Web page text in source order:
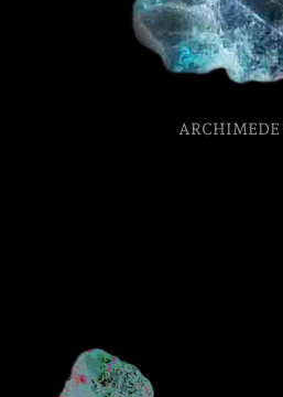
1%
Artistes